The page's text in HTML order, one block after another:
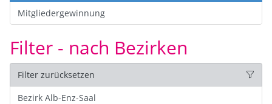
Mitgliedergewinnung
Filter - nach Bezirken
Filter zurücksetzen
Bezirk Alb-Enz-Saal